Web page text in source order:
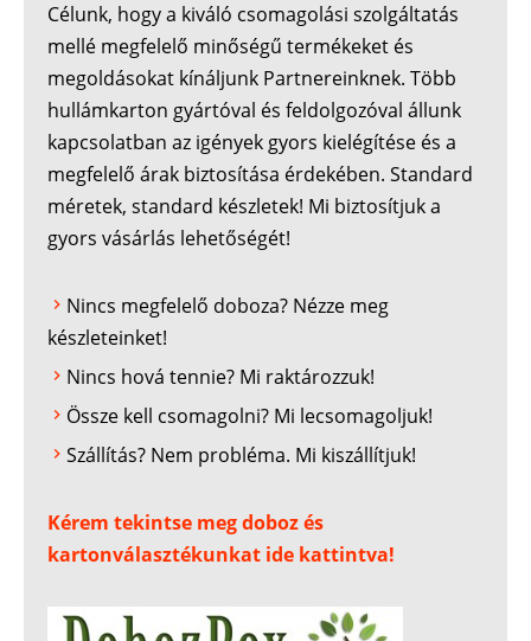
Célunk, hogy a kiváló csomagolási szolgáltatás
mellé megfelelő minőségű termékeket és
megoldásokat kínáljunk Partnereinknek. Több
hullámkarton gyártóval és feldolgozóval állunk
kapcsolatban az igények gyors kielégítése és a
megfelelő árak biztosítása érdekében. Standard
méretek, standard készletek! Mi biztosítjuk a
gyors vásárlás lehetőségét!
Nincs megfelelő doboza? Nézze meg
készleteinket!
Nincs hová tennie? Mi raktározzuk!
Össze kell csomagolni? Mi lecsomagoljuk!
Szállítás? Nem probléma. Mi kiszállítjuk!
Kérem tekintse meg doboz és
kartonválasztékunkat ide kattintva!